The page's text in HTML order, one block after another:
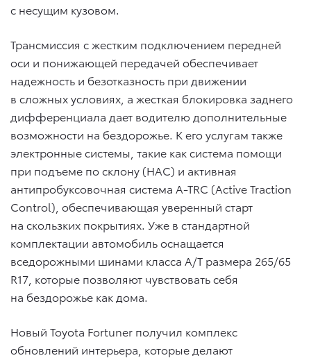
с несущим кузовом.
Трансмиссия с жестким подключением передней
оси и понижающей передачей обеспечивает
надежность и безотказность при движении
в сложных условиях, а жесткая блокировка заднего
дифференциала дает водителю дополнительные
возможности на бездорожье. К его услугам также
электронные системы, такие как система помощи
при подъеме по склону (HAC) и активная
антипробуксовочная система A-TRC (Active Traction
Control), обеспечивающая уверенный старт
на скользких покрытиях. Уже в стандартной
комплектации автомобиль оснащается
вседорожными шинами класса A/T размера 265/65
R17, которые позволяют чувствовать себя
на бездорожье как дома.
Новый Toyota Fortuner получил комплекс
обновлений интерьера, которые делают